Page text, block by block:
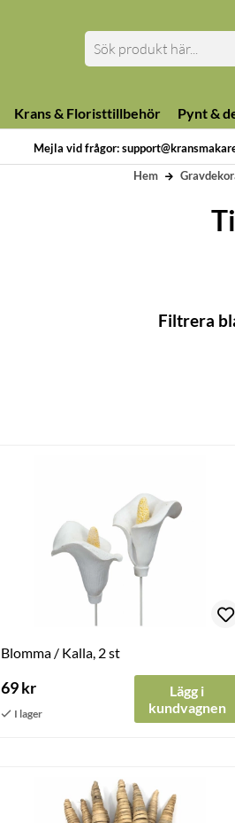
Mejla vid frågor:
Krans & Floristtillbehör Pynt &
Hem
Filtrera
Blomma / Kalla, 2 st
69 kr
Lägg i
kundvagnen